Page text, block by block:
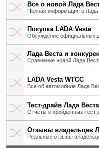
Все о новой Лада
Полная информация о Лада
Покупка LADA Vesta
Обсуждение официальных
Лада Веста и
Сравнение новой Лада
LADA Vesta WTCC
Все об автомобиле Лада
Тест-драйв Лада Веста
Отчеты о пройденных тест-
Отзывы владельцев
Реальные отзывы